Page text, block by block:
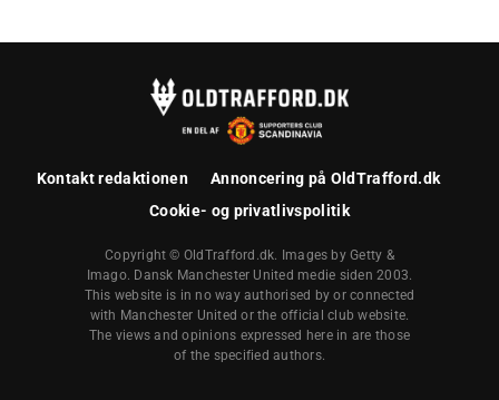
Kontakt redaktionen
Annoncering på OldTrafford.dk
Cookie- og privatlivspolitik
Copyright © OldTrafford.dk. Images by Getty &
Imago. Dansk Manchester United medie siden 2003.
This website is in no way authorised by or connected
with Manchester United or the official club website.
The views and opinions expressed here in are those
of the specified authors.